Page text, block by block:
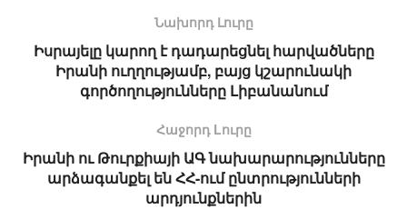
Նախորդ Լուրը
Իսրայելը կարող է դադարեցնել հարվածները
Իրանի ուղղությամբ, բայց կշարունակի
գործողությունները Լիբանանում
Հաջորդ Lուրը
Իրանի ու Թուրքիայի ԱԳ նախարարությունները
արձագանքել են ՀՀ-ում ընտրությունների
արդյունքներին